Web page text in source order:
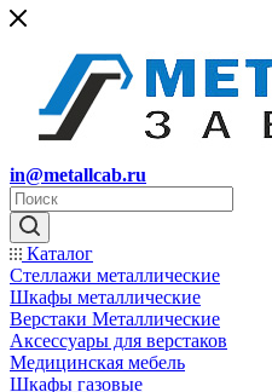
in@metallcab.ru
Каталог
Стеллажи металлические
Шкафы металлические
Верстаки Металлические
Аксессуары для верстаков
Медицинская мебель
Шкафы газовые